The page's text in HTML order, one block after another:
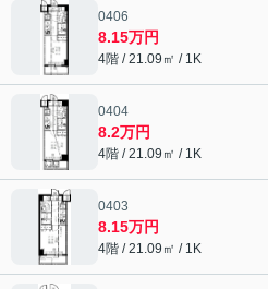
0406
8.15万円
4階 / 21.09㎡ / 1K
0404
8.2万円
4階 / 21.09㎡ / 1K
0403
8.15万円
4階 / 21.09㎡ / 1K